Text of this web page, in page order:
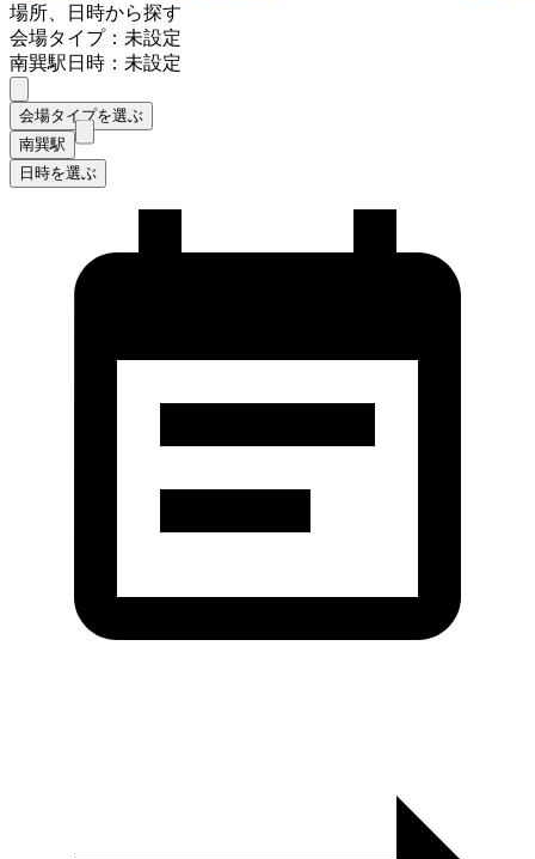
場所、日時から探す
会場タイプ：未設定
南巽駅日時：未設定
会場タイプを選ぶ
南巽駅
日時を選ぶ